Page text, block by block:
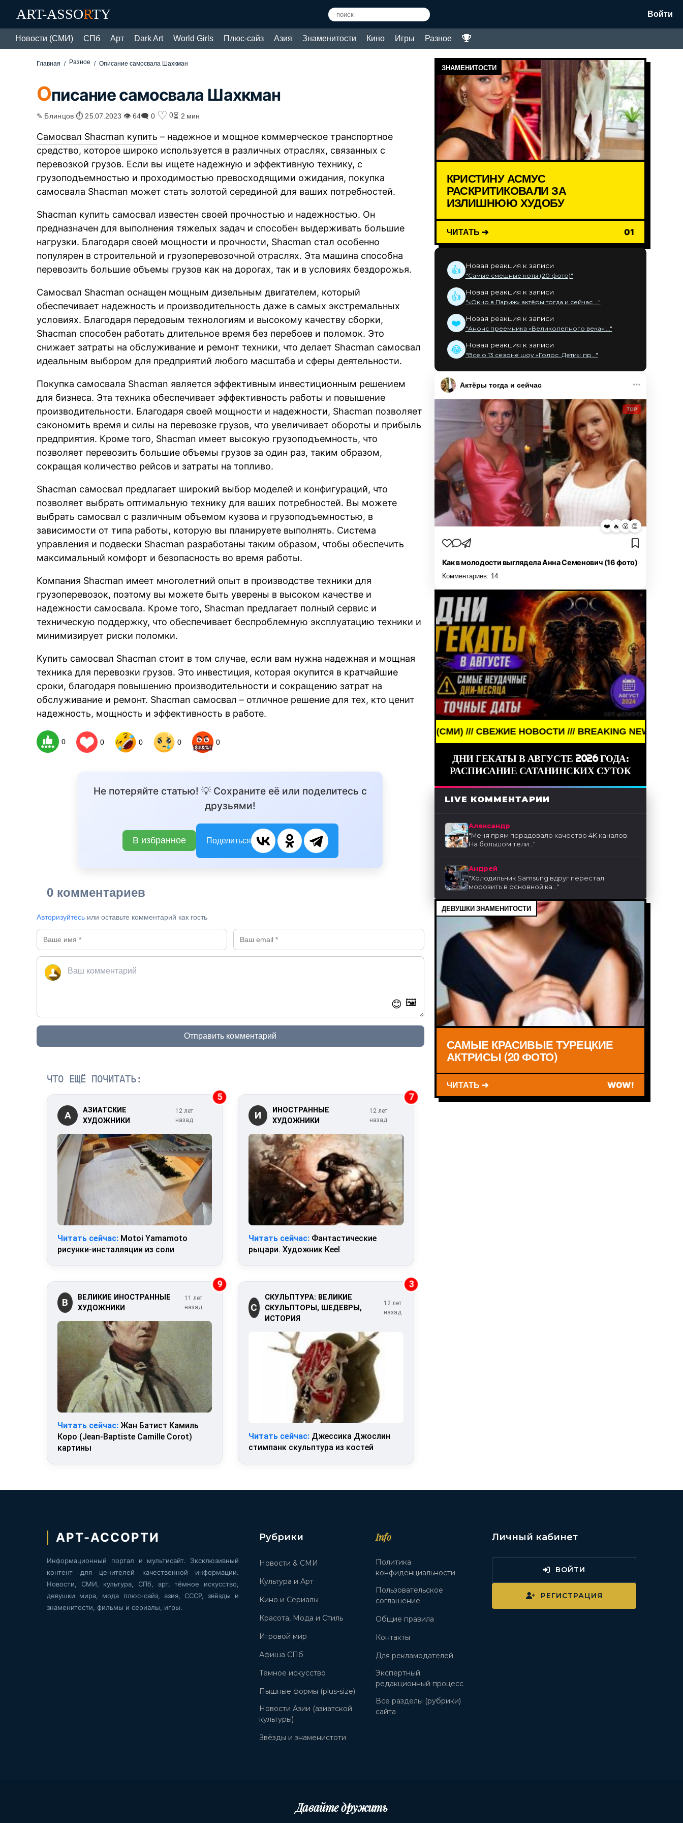
ART-ASSORTY Войти
Новости (СМИ) СПб Арт Dark Art World Girls Плюс-сайз Азия Знаменитости Кино Игры Разное
Главная Разное Описание самосвала Шахкман
Описание самосвала Шахкман
✎ Блинцов ⏱ 25.07.2023 👁 64🗨 0 ♡ 0⏳ 2 мин
Самосвал Shacman купить – надежное и мощное коммерческое транспортное
средство, которое широко используется в различных отраслях, связанных с
перевозкой грузов. Если вы ищете надежную и эффективную технику, с
грузоподъемностью и проходимостью превосходящими ожидания, покупка
самосвала Shacman может стать золотой серединой для ваших потребностей.
Shacman купить самосвал известен своей прочностью и надежностью. Он
предназначен для выполнения тяжелых задач и способен выдерживать большие
нагрузки. Благодаря своей мощности и прочности, Shacman стал особенно
популярен в строительной и грузоперевозочной отраслях. Эта машина способна
перевозить большие объемы грузов как на дорогах, так и в условиях бездорожья.
Самосвал Shacman оснащен мощным дизельным двигателем, который
обеспечивает надежность и производительность даже в самых экстремальных
условиях. Благодаря передовым технологиям и высокому качеству сборки,
Shacman способен работать длительное время без перебоев и поломок. Это
снижает затраты на обслуживание и ремонт техники, что делает Shacman самосвал
идеальным выбором для предприятий любого масштаба и сферы деятельности.
Покупка самосвала Shacman является эффективным инвестиционным решением
для бизнеса. Эта техника обеспечивает эффективность работы и повышение
производительности. Благодаря своей мощности и надежности, Shacman позволяет
сэкономить время и силы на перевозке грузов, что увеличивает обороты и прибыль
предприятия. Кроме того, Shacman имеет высокую грузоподъемность, что
позволяет перевозить большие объемы грузов за один раз, таким образом,
сокращая количество рейсов и затраты на топливо.
Shacman самосвал предлагает широкий выбор моделей и конфигураций, что
позволяет выбрать оптимальную технику для ваших потребностей. Вы можете
выбрать самосвал с различным объемом кузова и грузоподъемностью, в
зависимости от типа работы, которую вы планируете выполнять. Система
управления и подвески Shacman разработаны таким образом, чтобы обеспечить
максимальный комфорт и безопасность во время работы.
Компания Shacman имеет многолетний опыт в производстве техники для
грузоперевозок, поэтому вы можете быть уверены в высоком качестве и
надежности самосвала. Кроме того, Shacman предлагает полный сервис и
техническую поддержку, что обеспечивает беспроблемную эксплуатацию техники и
минимизирует риски поломки.
Купить самосвал Shacman стоит в том случае, если вам нужна надежная и мощная
техника для перевозки грузов. Это инвестиция, которая окупится в кратчайшие
сроки, благодаря повышению производительности и сокращению затрат на
обслуживание и ремонт. Shacman самосвал – отличное решение для тех, кто ценит
надежность, мощность и эффективность в работе.
0 0 0 0 0
Не потеряйте статью! 💡 Сохраните её или поделитесь с
друзьями!
В избранное Поделиться
0 комментариев
Авторизуйтесь или оставьте комментарий как гость
😊 🖼️
Отправить комментарий
ЧТО ЕЩЁ ПОЧИТАТЬ:
5
А
АЗИАТСКИЕ
ХУДОЖНИКИ
12 лет
назад
Читать сейчас: Motoi Yamamoto
рисунки-инсталляции из соли
7
И
ИНОСТРАННЫЕ
ХУДОЖНИКИ
12 лет
назад
Читать сейчас: Фантастические
рыцари. Художник Keel
9
В
ВЕЛИКИЕ ИНОСТРАННЫЕ
ХУДОЖНИКИ
11 лет
назад
Читать сейчас: Жан Батист Камиль
Коро (Jean-Baptiste Camille Corot)
картины
3
С
СКУЛЬПТУРА: ВЕЛИКИЕ
СКУЛЬПТОРЫ, ШЕДЕВРЫ,
ИСТОРИЯ
12 лет
назад
Читать сейчас: Джессика Джослин
стимпанк скульптура из костей
ЗНАМЕНИТОСТИ
КРИСТИНУ АСМУС
РАСКРИТИКОВАЛИ ЗА
ИЗЛИШНЮЮ ХУДОБУ
ЧИТАТЬ ➔ 01
👍 Новая реакция к записи
"Самые смешные коты (20 фото)"
👍 Новая реакция к записи
"«Окно в Париж» актёры тогда и сейчас ..."
❤️ Новая реакция к записи
"Анонс преемника «Великолепного века»:..."
😂 Новая реакция к записи
"Все о 13 сезоне шоу «Голос. Дети»: пр..."
Актёры тогда и сейчас
TOP
❤️ 🔥 😮 👏
Как в молодости выглядела Анна Семенович (16 фото)
Комментариев: 14
BREAKING NEWS /// НОВОСТИ (СМИ) /// СВЕЖИЕ НОВОСТИ /// BREAKING NEWS /// НОВОСТИ
ДНИ ГЕКАТЫ В АВГУСТЕ 2026 ГОДА:
РАСПИСАНИЕ САТАНИНСКИХ СУТОК
LIVE КОММЕНТАРИИ
Александр
"Меня прям порадовало качество 4K каналов.
На большом тели..."
Андрей
"Холодильник Samsung вдруг перестал
морозить в основной ка..."
ДЕВУШКИ ЗНАМЕНИТОСТИ
САМЫЕ КРАСИВЫЕ ТУРЕЦКИЕ
АКТРИСЫ (20 ФОТО)
ЧИТАТЬ ➔ WOW!
АРТ-АССОРТИ
Информационный портал и мультисайт. Эксклюзивный
контент для ценителей качественной информации.
Новости, СМИ, культура, СПб, арт, тёмное искусство,
девушки мира, мода плюс-сайз, азия, СССР, звёзды и
знаменитости, фильмы и сериалы, игры.
Рубрики
Новости & СМИ
Культура и Арт
Кино и Сериалы
Красота, Мода и Стиль
Игровой мир
Афиша СПб
Тёмное искусство
Пышные формы (plus-size)
Новости Азии (азиатской
культуры)
Звёзды и знаменистоти
Info
Политика
конфиденциальности
Пользовательское
соглашение
Общие правила
Контакты
Для рекламодателей
Экспертный
редакционный процесс
Все разделы (рубрики)
сайта
Личный кабинет
ВОЙТИ
РЕГИСТРАЦИЯ
Давайте дружить